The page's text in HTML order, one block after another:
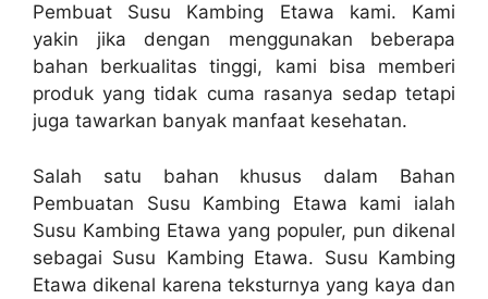
Pembuat Susu Kambing Etawa kami. Kami
yakin jika dengan menggunakan beberapa
bahan berkualitas tinggi, kami bisa memberi
produk yang tidak cuma rasanya sedap tetapi
juga tawarkan banyak manfaat kesehatan.
Salah satu bahan khusus dalam Bahan
Pembuatan Susu Kambing Etawa kami ialah
Susu Kambing Etawa yang populer, pun dikenal
sebagai Susu Kambing Etawa. Susu Kambing
Etawa dikenal karena teksturnya yang kaya dan